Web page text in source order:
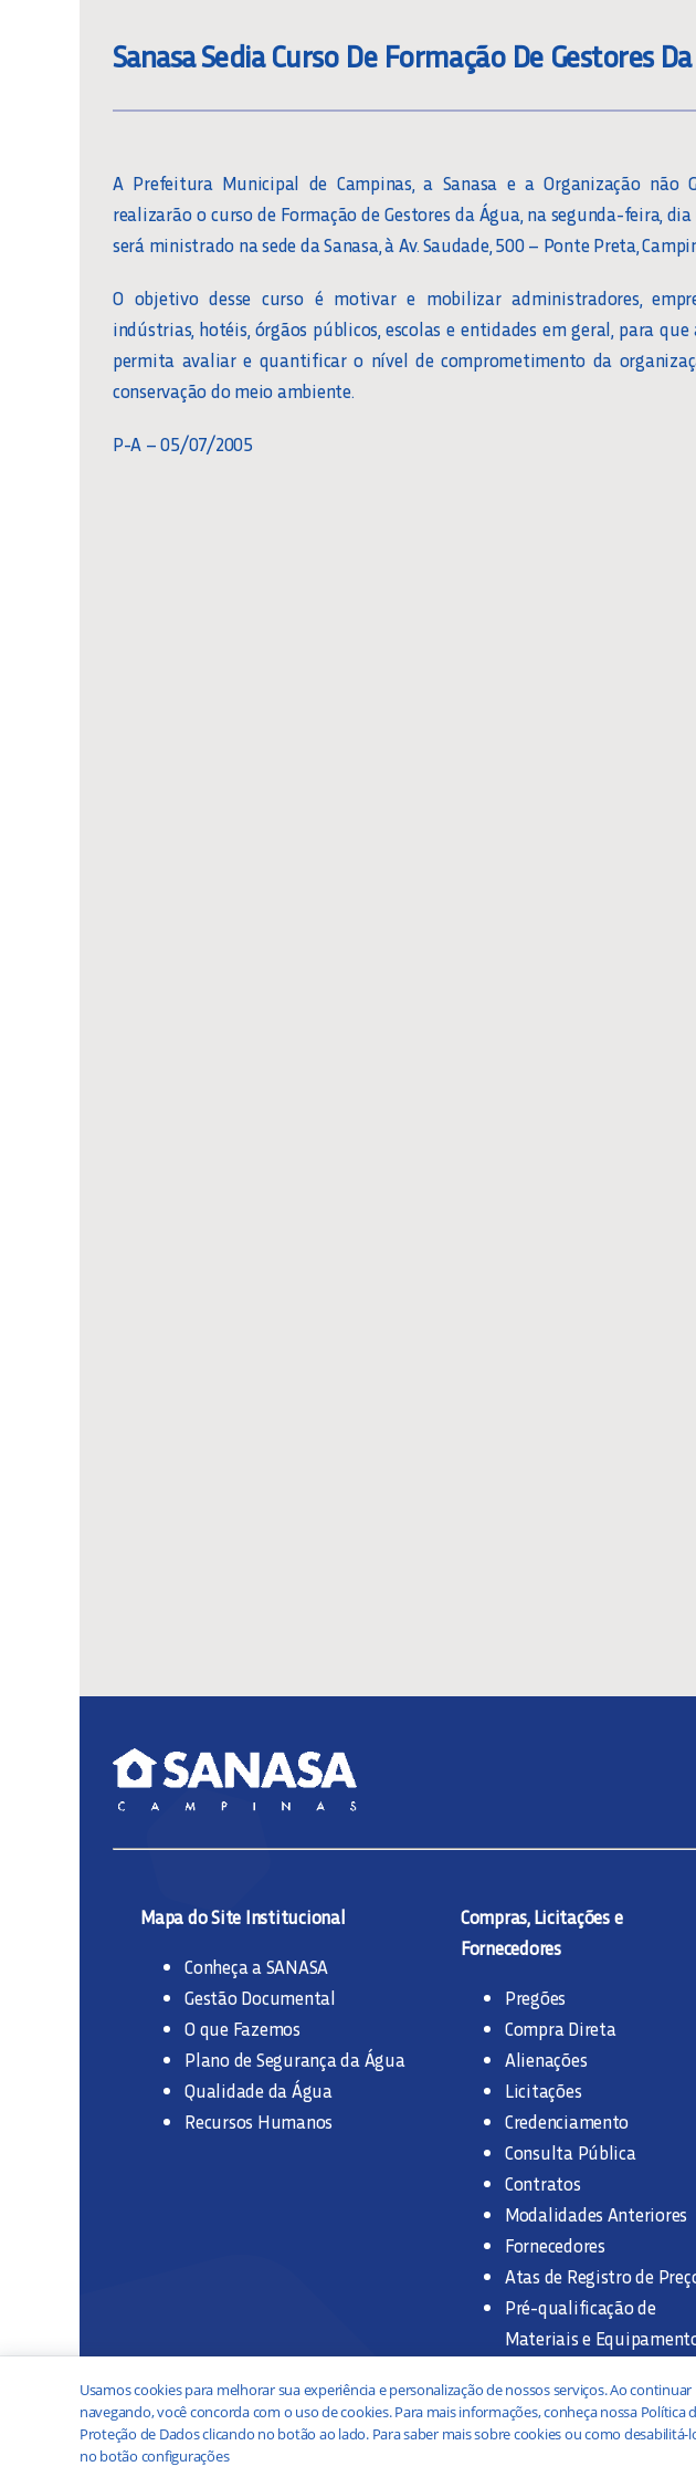
Sanasa Sedia Curso De Formação De Gestores
A Prefeitura Municipal de Campinas, a Sanasa e a Organização não
realizarão o curso de Formação de Gestores da Água, na segunda-feira,
será ministrado na sede da Sanasa, à Av. Saudade, 500 – Ponte Preta,
O objetivo desse curso é motivar e mobilizar administradores,
indústrias, hotéis, órgãos públicos, escolas e entidades em geral, para
permita avaliar e quantificar o nível de comprometimento da
conservação do meio ambiente.
P-A – 05/07/2005
Mapa do Site Institucional
Conheça a SANASA
Gestão Documental
O que Fazemos
Plano de Segurança da Água
Qualidade da Água
Recursos Humanos
Compras, Licitações e
Fornecedores
Pregões
Compra Direta
Alienações
Licitações
Credenciamento
Consulta Pública
Contratos
Modalidades Anteriores
Fornecedores
Atas de Registro de
Pré-qualificação de
Materiais e
Documentação Interna
Usamos cookies para melhorar sua experiência e personalização de nossos serviços. Ao continuar
navegando, você concorda com o uso de cookies. Para mais informações, conheça nossa Política
Proteção de Dados clicando no botão ao lado. Para saber mais sobre cookies ou como desabilitá-
no botão configurações